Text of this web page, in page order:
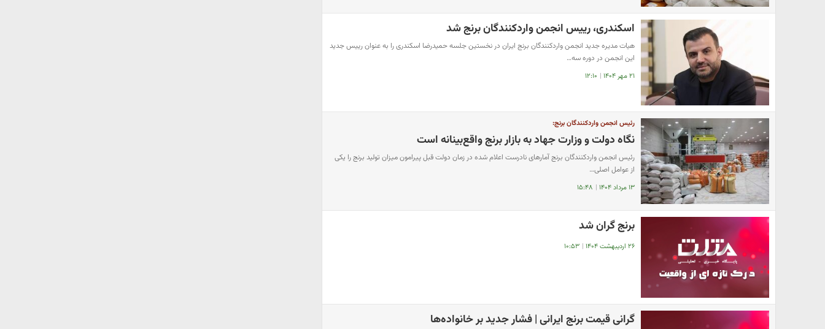
اسکندرى، رییس انجمن واردکنندگان برنج شد
هیات مدیره جدید انجمن واردکنندگان برنج ایران در نخستین جلسه حمیدرضا اسکندری را به عنوان رییس جدید
این انجمن در دوره سه…
۲۱ مهر ۱۴۰۴ | ۱۲:۱۰
رئیس انجمن واردکنندگان برنج:
نگاه دولت و وزارت جهاد به بازار برنج واقع‌بینانه است
رئیس انجمن واردکنندگان برنج آمارهای نادرست اعلام شده در زمان دولت قبل پیرامون میزان تولید برنج را یکی
از عوامل اصلی…
۱۳ مرداد ۱۴۰۴ | ۱۵:۴۸
برنج گران شد
۲۶ اردیبهشت ۱۴۰۴ | ۱۰:۵۳
گرانی قیمت برنج ایرانی | فشار جدید بر خانواده‌ها